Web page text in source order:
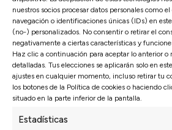
nuestros socios procesar datos personales como
navegación o identificaciones únicas (IDs) en
(no-) personalizados. No consentir o retirar el
negativamente a ciertas características y
Haz clic a continuación para aceptar lo anterior o
detalladas. Tus elecciones se aplicarán solo en
ajustes en cualquier momento, incluso retirar tu
los botones de la Política de cookies o haciendo
situado en la parte inferior de la pantalla.
Estadísticas
máxima y ofrecen un soporte
superficie. La clave está en la
que será lo que haga que no se
con el paso del tiempo. Tan
densidad del núcleo es el tipo
colchón. El núcleo determina la
durabilidad, pero es la capa